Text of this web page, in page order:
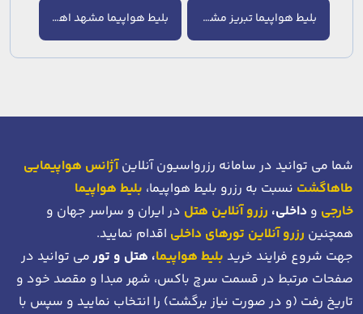
بلیط هواپیما تبریز مشهد بلیط هواپیما مشهد اهواز
شما می توانید در سامانه رزرواسیون آنلاینآژانس هواپیمایی
طاهاگشت نسبت به رزرو بلیط هواپیما، بلیط هواپیما
خارجی و داخلی، رزرو آنلاین هتل در ایران و سراسر جهان و
همچنین رزرو آنلاین تورهای داخلی اقدام نمایید.
جهت شروع فرایند خرید بلیط هواپیما، هتل و تورمی توانید در
صفحات مرتبط در قسمت سرچ باکس، شهر مبدا و مقصد خود و
تاریخ رفت (و در صورت نیاز برگشت) را انتخاب نمایید و سپس با